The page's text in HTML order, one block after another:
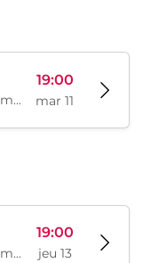
Vidas Art Arena, Kolodrum, Borisova gradina, Sofia, BG
19:00
mar 11
Vidas Art Arena, Kolodrum, Borisova gradina, Sofia, BG
19:00
jeu 13